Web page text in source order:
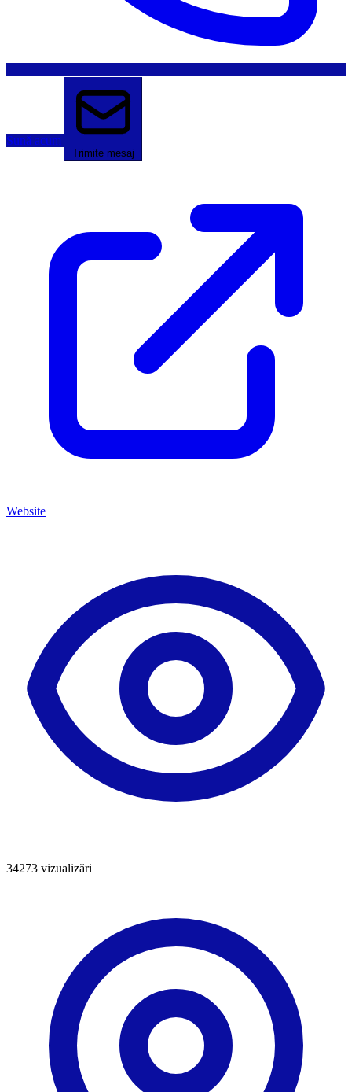
Sună acum
Trimite mesaj
Website
34273 vizualizări